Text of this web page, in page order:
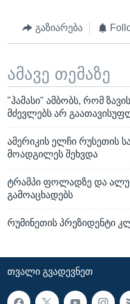
გაზიარება
ამავე თემაზე
"ჰამასი" ამბობს, რომ
მძევლებს არ
ამერიკის ელჩი რუსეთის
მოადგილეს შეხვდა
ტრამპი ფოლადზე და
გამოაცხადებს
რუმინეთის პრეზიდენტი
ᲗᲕᲐᲚᲘ ᲒᲕᲐᲓᲔᲕᲜᲔᲗ